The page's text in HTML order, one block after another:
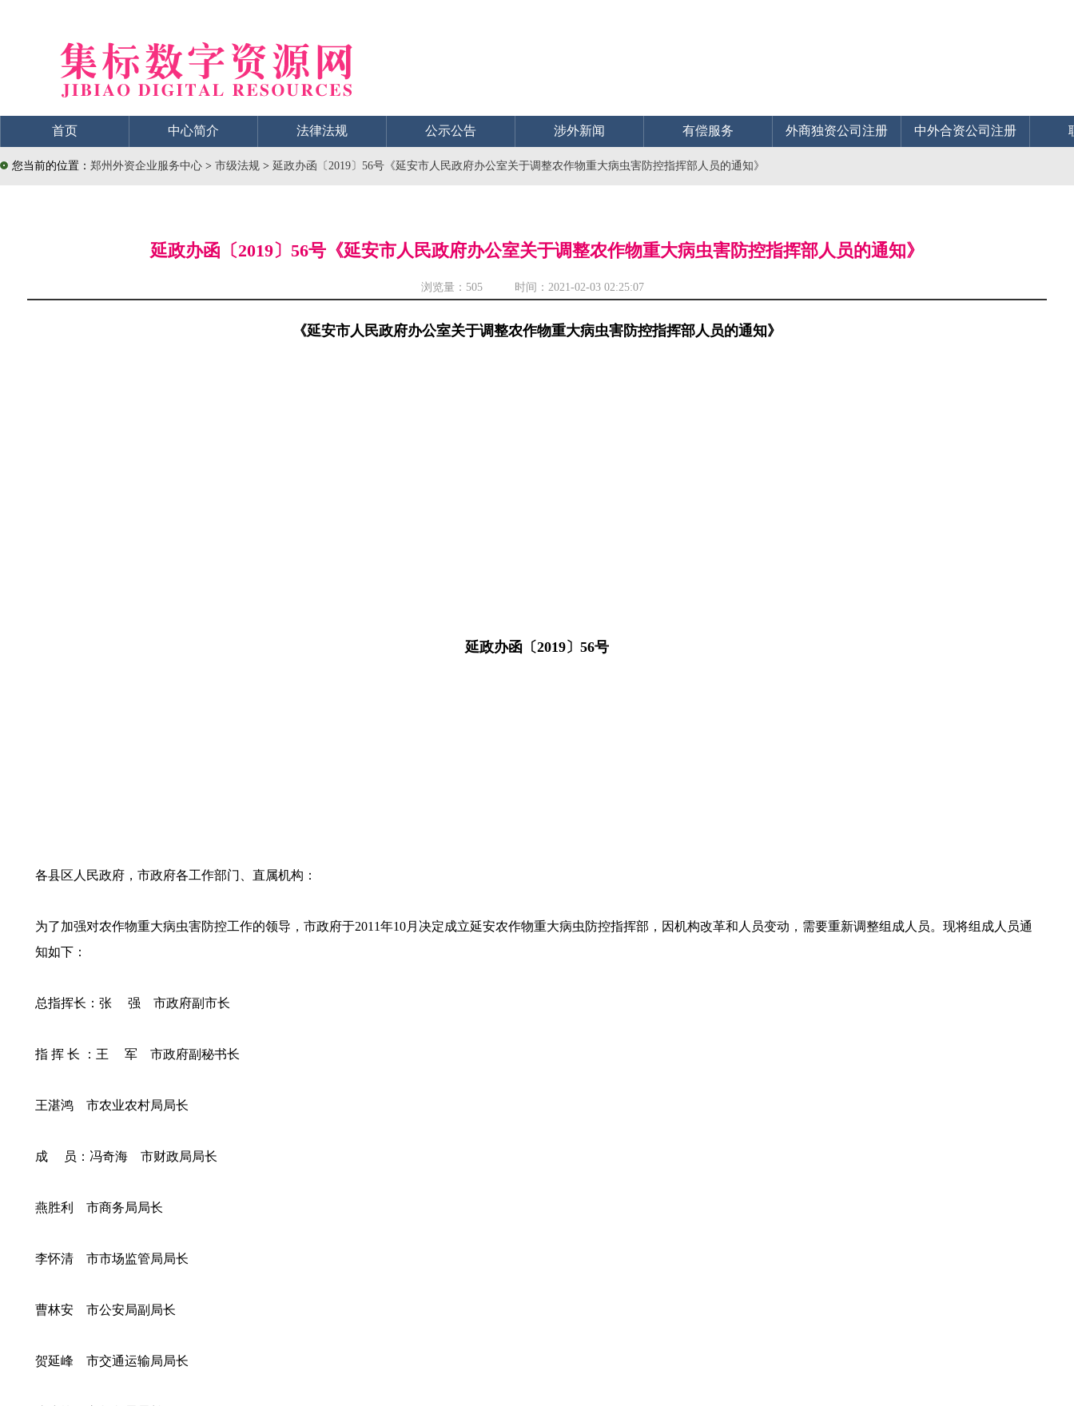
首页 中心简介 法律法规 公示公告 涉外新闻 有偿服务 外商独资公司注册 中外合资公司注册
您当前的位置： 郑州外资企业服务中心 > 市级法规 > 延政办函〔2019〕56号《延安市人民政府办公室关于调整农作物重大病虫害防控指挥部人员的通知》
延政办函〔2019〕56号《延安市人民政府办公室关于调整农作物重大病虫害防控指挥部人员的通知》
浏览量： 505 时间：2021-02-03 02:25:07
《延安市人民政府办公室关于调整农作物重大病虫害防控指挥部人员的通知》
延政办函〔2019〕56号
各县区人民政府，市政府各工作部门、直属机构：
为了加强对农作物重大病虫害防控工作的领导，市政府于2011年10月决定成立延安农作物重大病虫防控指挥部，因机构改革和人员变动，需要重新调整组成人员。现将组成人员通
知如下：
总指挥长：张 强 市政府副市长
指 挥 长 ：王 军 市政府副秘书长
王湛鸿 市农业农村局局长
成 员：冯奇海 市财政局局长
燕胜利 市商务局局长
李怀清 市市场监管局局长
曹林安 市公安局副局长
贺延峰 市交通运输局局长